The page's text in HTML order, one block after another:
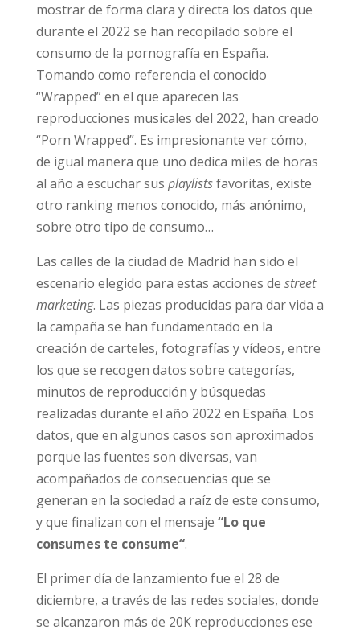
mostrar de forma clara y directa los datos que
durante el 2022 se han recopilado sobre el
consumo de la pornografía en España.
Tomando como referencia el conocido
“Wrapped” en el que aparecen las
reproducciones musicales del 2022, han creado
“Porn Wrapped”. Es impresionante ver cómo,
de igual manera que uno dedica miles de horas
al año a escuchar sus playlistsfavoritas, existe
otro ranking menos conocido, más anónimo,
sobre otro tipo de consumo…
Las calles de la ciudad de Madrid han sido el
escenario elegido para estas acciones de street
marketing. Las piezas producidas para dar vida a
la campaña se han fundamentado en la
creación de carteles, fotografías y vídeos, entre
los que se recogen datos sobre categorías,
minutos de reproducción y búsquedas
realizadas durante el año 2022 en España. Los
datos, que en algunos casos son aproximados
porque las fuentes son diversas, van
acompañados de consecuencias que se
generan en la sociedad a raíz de este consumo,
y que finalizan con el mensaje “Lo que
consumes te consume“.
El primer día de lanzamiento fue el 28 de
diciembre, a través de las redes sociales, donde
se alcanzaron más de 20K reproducciones ese